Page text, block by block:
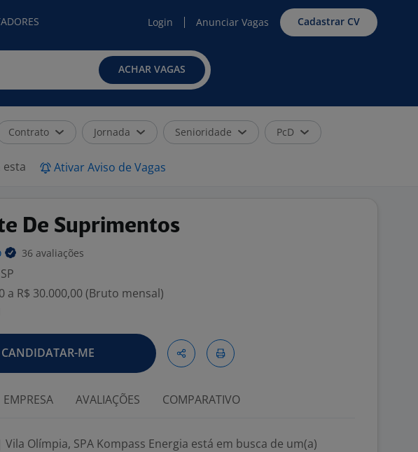
Login Anunciar Vagas Cadastrar CV
ACHAR VAGAS
Contrato Jornada Senioridade PcD
esta Ativar Aviso de Vagas
De Suprimentos
36 avaliações
a R$ 30.000,00 (Bruto mensal)
CANDIDATAR-ME
EMPRESA AVALIAÇÕES COMPARATIVO
Olímpia, SPA Kompass Energia está em busca de um(a)